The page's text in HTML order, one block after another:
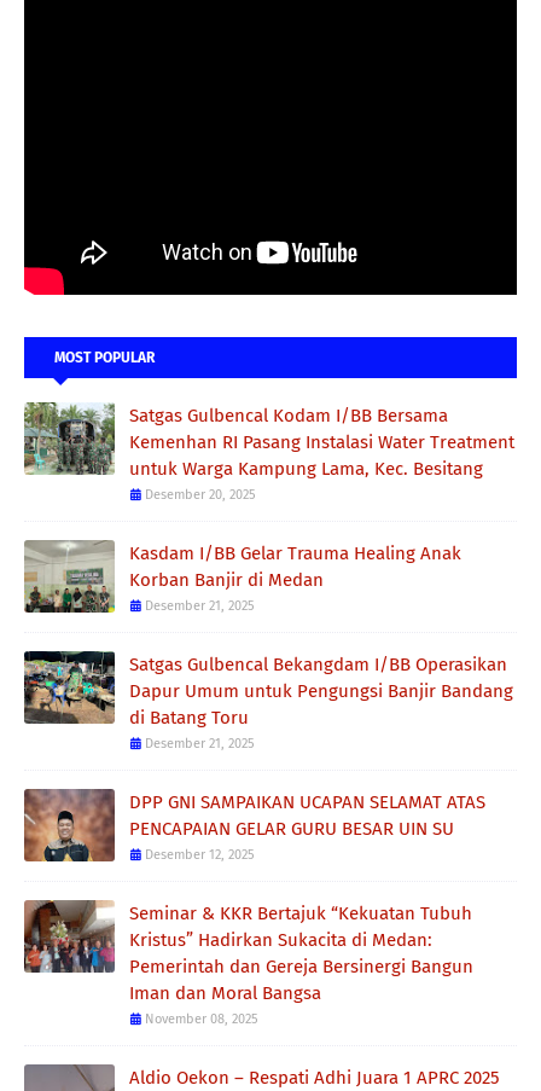
MOST POPULAR
Satgas Gulbencal Kodam I/BB Bersama
Kemenhan RI Pasang Instalasi Water Treatment
untuk Warga Kampung Lama, Kec. Besitang
Desember 20, 2025
Kasdam I/BB Gelar Trauma Healing Anak
Korban Banjir di Medan
Desember 21, 2025
Satgas Gulbencal Bekangdam I/BB Operasikan
Dapur Umum untuk Pengungsi Banjir Bandang
di Batang Toru
Desember 21, 2025
DPP GNI SAMPAIKAN UCAPAN SELAMAT ATAS
PENCAPAIAN GELAR GURU BESAR UIN SU
Desember 12, 2025
Seminar & KKR Bertajuk “Kekuatan Tubuh
Kristus” Hadirkan Sukacita di Medan:
Pemerintah dan Gereja Bersinergi Bangun
Iman dan Moral Bangsa
November 08, 2025
Aldio Oekon – Respati Adhi Juara 1 APRC 2025